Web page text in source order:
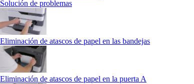
Solución de problemas
Eliminación de atascos de papel en las bandejas
Eliminación de atascos de papel en la puerta A